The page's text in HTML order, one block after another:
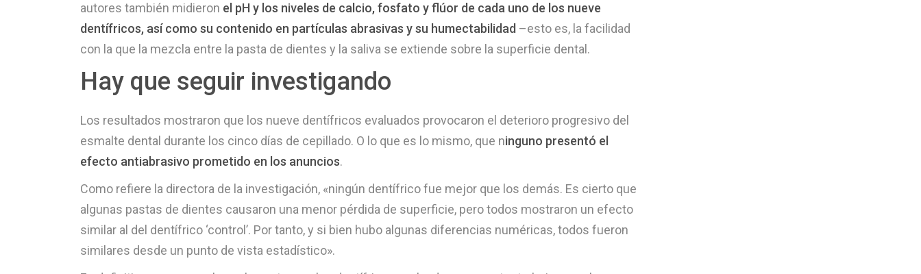
autores también midieron el pH y los niveles de calcio, fosfato y flúor de cada uno de los nueve
dentífricos, así como su contenido en partículas abrasivas y su humectabilidad –esto es, la facilidad
con la que la mezcla entre la pasta de dientes y la saliva se extiende sobre la superficie dental.
Hay que seguir investigando
Los resultados mostraron que los nueve dentífricos evaluados provocaron el deterioro progresivo del
esmalte dental durante los cinco días de cepillado. O lo que es lo mismo, que ninguno presentó el
efecto antiabrasivo prometido en los anuncios.
Como refiere la directora de la investigación, «ningún dentífrico fue mejor que los demás. Es cierto que
algunas pastas de dientes causaron una menor pérdida de superficie, pero todos mostraron un efecto
similar al del dentífrico ‘control’. Por tanto, y si bien hubo algunas diferencias numéricas, todos fueron
similares desde un punto de vista estadístico».